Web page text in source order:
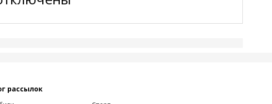
рассылок